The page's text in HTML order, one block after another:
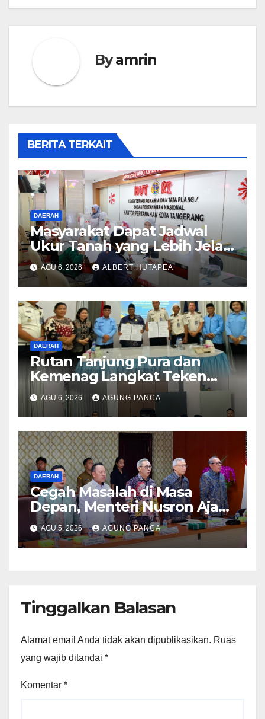
Byamrin
BERITA TERKAIT
DAERAH
Masyarakat Dapat Jadwal
Ukur Tanah yang Lebih Jelas
Berkat Layanan Pengukuran
Terjadwal
AGU 6, 2026 ALBERT HUTAPEA
DAERAH
Rutan Tanjung Pura dan
Kemenag Langkat Teken
PKS Pembinaan Kerohanian
Warga Binaan
AGU 6, 2026 AGUNG PANCA
DAERAH
Cegah Masalah di Masa
Depan, Menteri Nusron Ajak
Pemda Percepat Sertipikasi
Tanah Rumah Ibadah di NTT
AGU 5, 2026 AGUNG PANCA
Tinggalkan Balasan
Alamat email Anda tidak akan dipublikasikan. Ruas
yang wajib ditandai *
Komentar *